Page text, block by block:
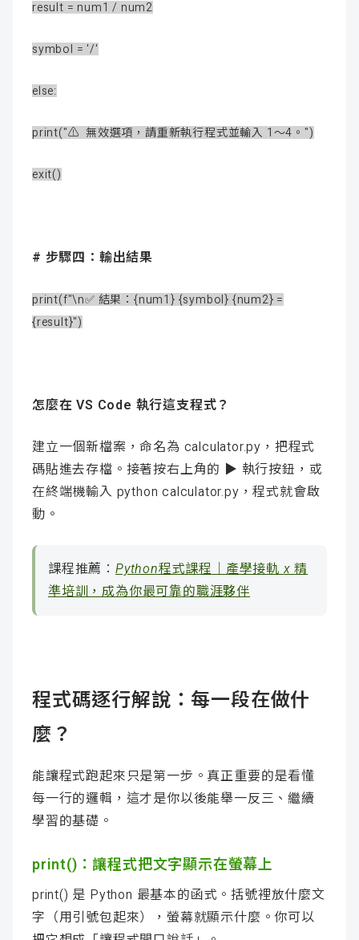
result = num1 / num2
symbol = '/'
else:
print("⚠️ 無效選項，請重新執行程式並輸入 1～4。")
exit()
# 步驟四：輸出結果
print(f"\n✅ 結果：{num1} {symbol} {num2} =
{result}")
怎麼在 VS Code 執行這支程式？
建立一個新檔案，命名為 calculator.py，把程式
碼貼進去存檔。接著按右上角的 ▶ 執行按鈕，或
在終端機輸入 python calculator.py，程式就會啟
動。
課程推薦： Python程式課程｜產學接軌 x 精
準培訓，成為你最可靠的職涯夥伴
程式碼逐行解說：每一段在做什
麼？
能讓程式跑起來只是第一步。真正重要的是看懂
每一行的邏輯，這才是你以後能舉一反三、繼續
學習的基礎。
print()：讓程式把文字顯示在螢幕上
print() 是 Python 最基本的函式。括號裡放什麼文
字（用引號包起來），螢幕就顯示什麼。你可以